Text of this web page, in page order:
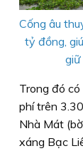
Cống âu
tỷ đồng,
giữ
Trong đó
phí trên
Nhà Mát
xáng Bạc